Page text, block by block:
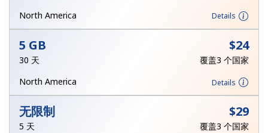
North America
Details
5 GB ⁦$24⁩
30 天
覆盖3 个国家
North America
Details
无限制 ⁦$29⁩
5 天
覆盖3 个国家